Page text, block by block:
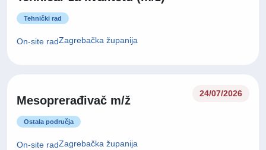
Tehnički rad
On-site radZagrebačka županija
Mesoprerađivač m/ž
24/07/2026
Ostala područja
On-site radZagrebačka županija